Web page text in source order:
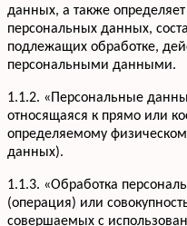
данных, а также
персональных данных,
подлежащих обработке,
персональными данными.
1.1.2. «Персональные
относящаяся к прямо или
определяемому
данных).
1.1.3. «Обработка
(операция) или
совершаемых с